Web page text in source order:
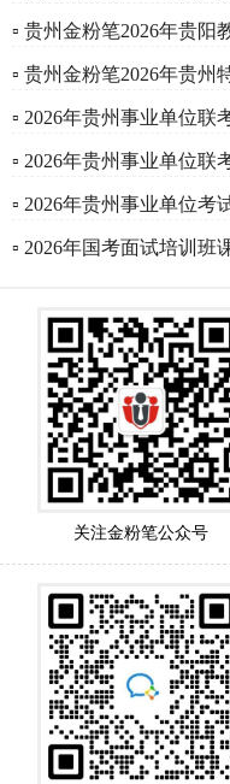
▫ 贵州金粉笔2026年贵阳
▫ 贵州金粉笔2026年贵州
▫ 2026年贵州事业单位联
▫ 2026年贵州事业单位联
▫ 2026年贵州事业单位考
▫ 2026年国考面试培训班
关注金粉笔公众号